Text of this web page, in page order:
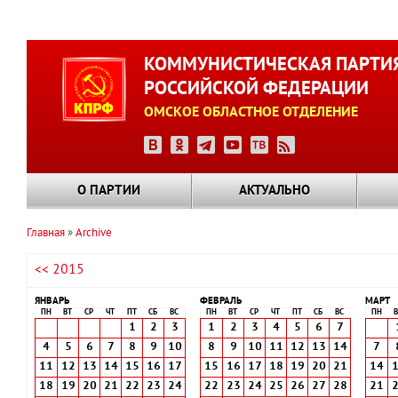
КОММУНИСТИЧЕСКАЯ
РОССИЙСКОЙ ФЕДЕРАЦИИ
ОМСКОЕ ОБЛАСТНОЕ ОТДЕЛЕНИЕ
О ПАРТИИ АКТУАЛЬНО
навигации
Главная Archive
<< 2015
ЯНВАРЬ
ПН ВТ СР ЧТ СБ ВС
1 2
3
4
5 6 7 8 9
10
11
12 13 14 15 16
17
18
19 20 21 22 23
24
ФЕВРАЛЬ
ПН ВТ СР ЧТ СБ ВС
1 2 3 4 5 6
7
8
9 10 11 12 13
14
15
16 17 18 19 20
21
22
23 24 25 26 27
28
МАРТ
ПН
7
14
21